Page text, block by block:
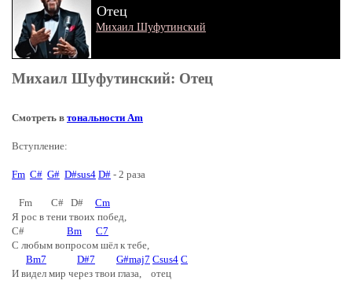
Отец
Михаил Шуфутинский
Михаил Шуфутинский: Отец
Смотреть в тональности Am
Вступление:
Fm C# G# D#sus4 D# - 2 раза
Fm C# D# Cm
Я рос в тени твоих побед,
C# Bm
C7
С любым вопросом шёл к тебе,
Bm7
D#7 G#maj7 Csus4 C
И видел мир через твои глаза, отец